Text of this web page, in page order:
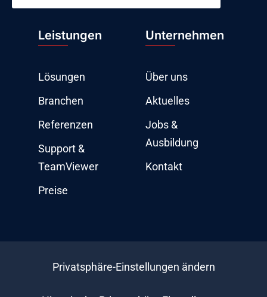
Leistungen
Lösungen
Branchen
Referenzen
Support &
TeamViewer
Preise
Unternehmen
Über uns
Aktuelles
Jobs &
Ausbildung
Kontakt
Privatsphäre-Einstellungen ändern